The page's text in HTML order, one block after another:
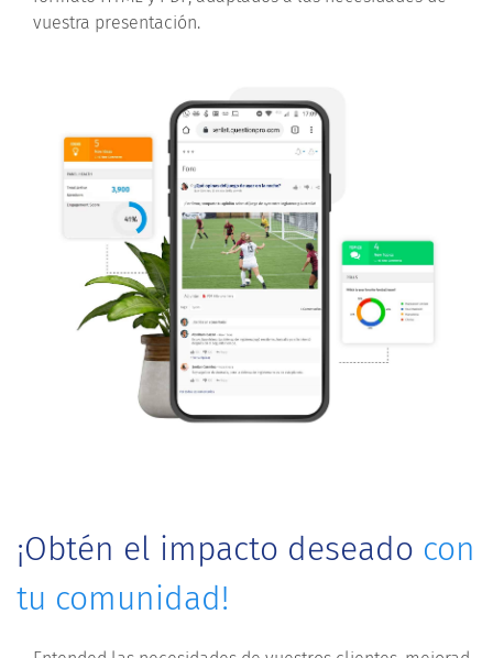
vuestra presentación.
¡Obtén el impacto deseado con
tu comunidad!